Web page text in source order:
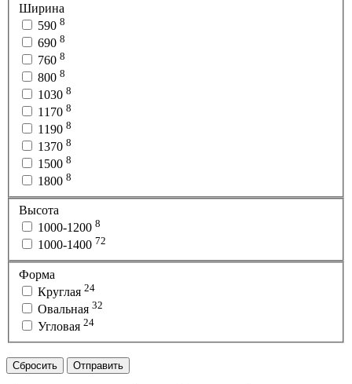
Ширина
590 8
690 8
760 8
800 8
1030 8
1170 8
1190 8
1370 8
1500 8
1800 8
Высота
1000-1200 8
1000-1400 72
Форма
Круглая 24
Овальная 32
Угловая 24
Сбросить Отправить